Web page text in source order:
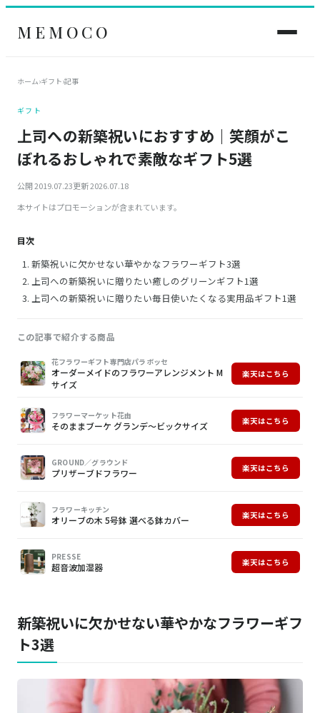
MEMOCO
ホーム›ギフト›記事
ギフト
上司への新築祝いにおすすめ｜笑顔がこ
ぼれるおしゃれで素敵なギフト5選
公開 2019.07.23更新 2026.07.18
本サイトはプロモーションが含まれています。
目次
新築祝いに欠かせない華やかなフラワーギフト3選
上司への新築祝いに贈りたい癒しのグリーンギフト1選
上司への新築祝いに贈りたい毎日使いたくなる実用品ギフト1選
この記事で紹介する商品
画
像
商
品
購
入
花フラワーギフト専門店パラボッセ
オーダーメイドのフラワーアレンジメント M
サイズ
楽天はこちら
フラワーマーケット花由
そのままブーケ グランデ～ビックサイズ 楽天はこちら
GROUND／グラウンド
プリザーブドフラワー 楽天はこちら
フラワーキッチン
オリーブの木 5号鉢 選べる鉢カバー 楽天はこちら
PRESSE
超音波加湿器 楽天はこちら
新築祝いに欠かせない華やかなフラワーギフ
ト3選